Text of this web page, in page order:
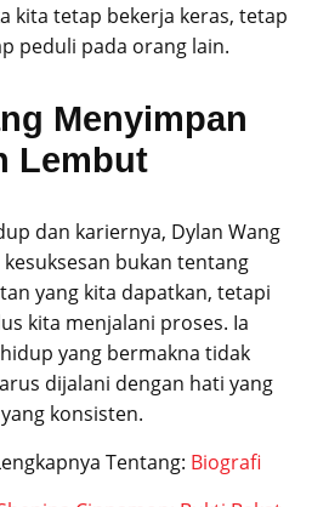
kita tetap bekerja keras, tetap
peduli pada orang lain.
Menyimpan
Lembut
dan kariernya, Dylan Wang
bukan tentang
yang kita dapatkan, tetapi
kita menjalani proses. Ia
yang bermakna tidak
dijalani dengan hati yang
konsisten.
Tentang: Biografi